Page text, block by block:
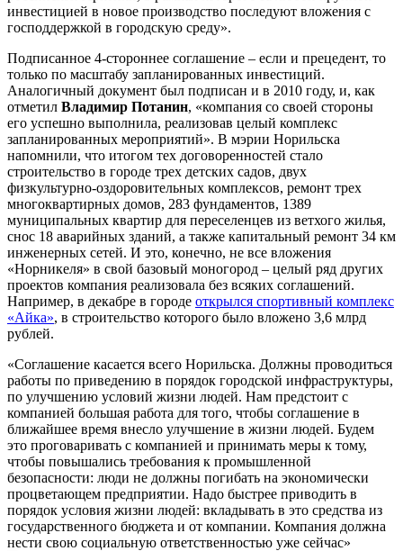
инвестицией в новое производство последуют вложения с
господдержкой в городскую среду».
Подписанное 4-стороннее соглашение – если и прецедент, то
только по масштабу запланированных инвестиций.
Аналогичный документ был подписан и в 2010 году, и, как
отметил Владимир Потанин, «компания со своей стороны
его успешно выполнила, реализовав целый комплекс
запланированных мероприятий». В мэрии Норильска
напомнили, что итогом тех договоренностей стало
строительство в городе трех детских садов, двух
физкультурно-оздоровительных комплексов, ремонт трех
многоквартирных домов, 283 фундаментов, 1389
муниципальных квартир для переселенцев из ветхого жилья,
снос 18 аварийных зданий, а также капитальный ремонт 34 км
инженерных сетей. И это, конечно, не все вложения
«Норникеля» в свой базовый моногород – целый ряд других
проектов компания реализовала без всяких соглашений.
Например, в декабре в городе открылся спортивный комплекс
«Айка», в строительство которого было вложено 3,6 млрд
рублей.
«Соглашение касается всего Норильска. Должны проводиться
работы по приведению в порядок городской инфраструктуры,
по улучшению условий жизни людей. Нам предстоит с
компанией большая работа для того, чтобы соглашение в
ближайшее время внесло улучшение в жизни людей. Будем
это проговаривать с компанией и принимать меры к тому,
чтобы повышались требования к промышленной
безопасности: люди не должны погибать на экономически
процветающем предприятии. Надо быстрее приводить в
порядок условия жизни людей: вкладывать в это средства из
государственного бюджета и от компании. Компания должна
нести свою социальную ответственностью уже сейчас»